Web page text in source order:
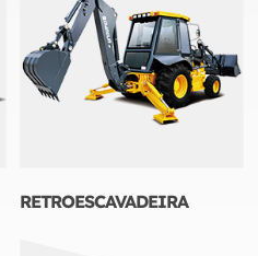
RETROESCAVADEIRA